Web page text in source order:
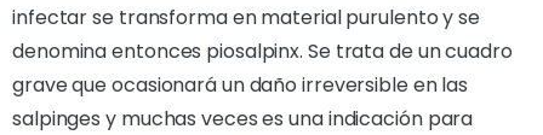
infectar se transforma en material purulento y se
denomina entonces piosalpinx. Se trata de un cuadro
grave que ocasionará un daño irreversible en las
salpinges y muchas veces es una indicación para